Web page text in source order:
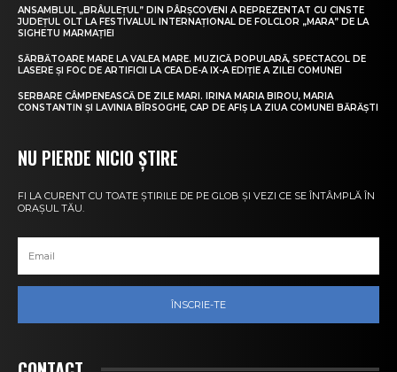
ANSAMBLUL „BRÂULEȚUL” DIN PÂRȘCOVENI A REPREZENTAT CU CINSTE
JUDEȚUL OLT LA FESTIVALUL INTERNAȚIONAL DE FOLCLOR „MARA” DE LA
SIGHETU MARMAȚIEI
SĂRBĂTOARE MARE LA VALEA MARE. MUZICĂ POPULARĂ, SPECTACOL DE
LASERE ȘI FOC DE ARTIFICII LA CEA DE-A IX-A EDIȚIE A ZILEI COMUNEI
SERBARE CÂMPENEASCĂ DE ZILE MARI. IRINA MARIA BIROU, MARIA
CONSTANTIN ȘI LAVINIA BÎRSOGHE, CAP DE AFIȘ LA ZIUA COMUNEI BĂRĂȘTI
NU PIERDE NICIO ȘTIRE
FI LA CURENT CU TOATE ȘTIRILE DE PE GLOB ȘI VEZI CE SE ÎNTÂMPLĂ ÎN
ORAȘUL TĂU.
ÎNSCRIE-TE